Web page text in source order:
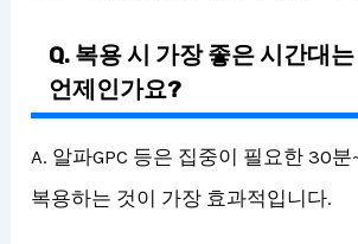
Q. 복용 시 가장 좋은 시간대는
언제인가요?
A. 알파GPC 등은 집중이 필요한 30분
복용하는 것이 가장 효과적입니다.